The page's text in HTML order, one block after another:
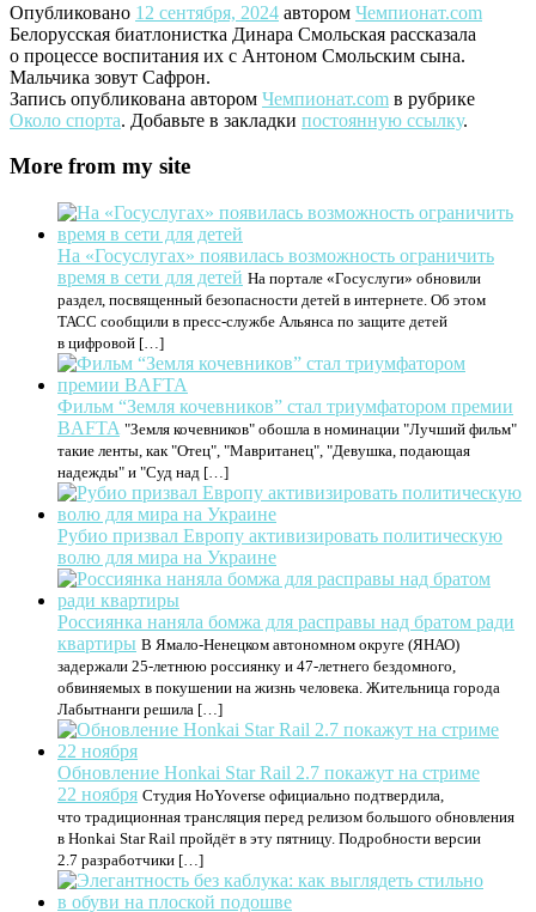
Опубликовано 12 сентября, 2024 автором Чемпионат.com
Белорусская биатлонистка Динара Смольская рассказала
о процессе воспитания их с Антоном Смольским сына.
Мальчика зовут Сафрон.
Запись опубликована автором Чемпионат.com в рубрике
Около спорта. Добавьте в закладки постоянную ссылку.
More from my site
На «Госуслугах» появилась возможность ограничить
время в сети для детей На портале «Госуслуги» обновили
раздел, посвященный безопасности детей в интернете. Об этом
ТАСС сообщили в пресс-службе Альянса по защите детей
в цифровой […]
Фильм “Земля кочевников” стал триумфатором премии
BAFTA "Земля кочевников" обошла в номинации "Лучший фильм"
такие ленты, как "Отец", "Мавританец", "Девушка, подающая
надежды" и "Суд над […]
Рубио призвал Европу активизировать политическую
волю для мира на Украине
Россиянка наняла бомжа для расправы над братом ради
квартиры В Ямало-Ненецком автономном округе (ЯНАО)
задержали 25-летнюю россиянку и 47-летнего бездомного,
обвиняемых в покушении на жизнь человека. Жительница города
Лабытнанги решила […]
Обновление Honkai Star Rail 2.7 покажут на стриме
22 ноября Студия HoYoverse официально подтвердила,
что традиционная трансляция перед релизом большого обновления
в Honkai Star Rail пройдёт в эту пятницу. Подробности версии
2.7 разработчики […]